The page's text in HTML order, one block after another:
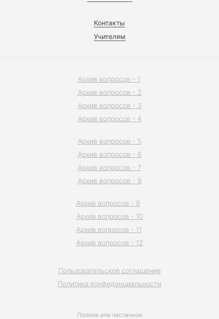
Контакты
Учителям
Полное или частичное
Пользовательское соглашение
Политика конфиденциальности
Архив вопросов - 1
Архив вопросов - 2
Архив вопросов - 3
Архив вопросов - 4
Архив вопросов - 5
Архив вопросов - 6
Архив вопросов - 7
Архив вопросов - 8
Архив вопросов - 9
Архив вопросов - 10
Архив вопросов - 11
Архив вопросов - 12